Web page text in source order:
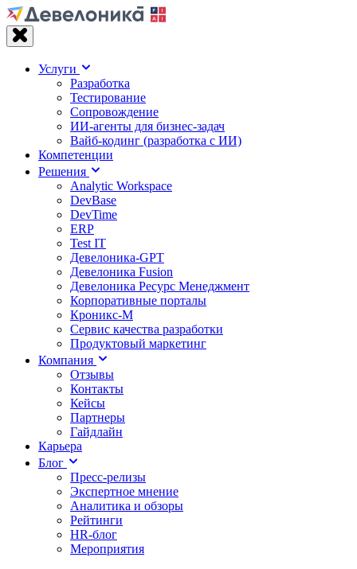
Услуги
Разработка
Тестирование
Сопровождение
ИИ-агенты для бизнес-задач
Вайб‑кодинг (разработка с ИИ)
Компетенции
Решения
Analytic Workspace
DevBase
DevTime
ERP
Test IT
Девелоника-GPT
Девелоника Fusion
Девелоника Ресурс Менеджмент
Корпоративные порталы
Кроникс-М
Сервис качества разработки
Продуктовый маркетинг
Компания
Отзывы
Контакты
Кейсы
Партнеры
Гайдлайн
Карьера
Блог
Пресс-релизы
Экспертное мнение
Аналитика и обзоры
Рейтинги
HR-блог
Мероприятия